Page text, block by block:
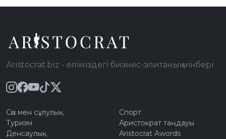
Aristocrat.biz - еліміздегі бизнес-элитаның мінбері
Сән мен сұлулық
Туризм
Денсаулық
Спорт
Аристократ таңдауы
Aristocrat Awords